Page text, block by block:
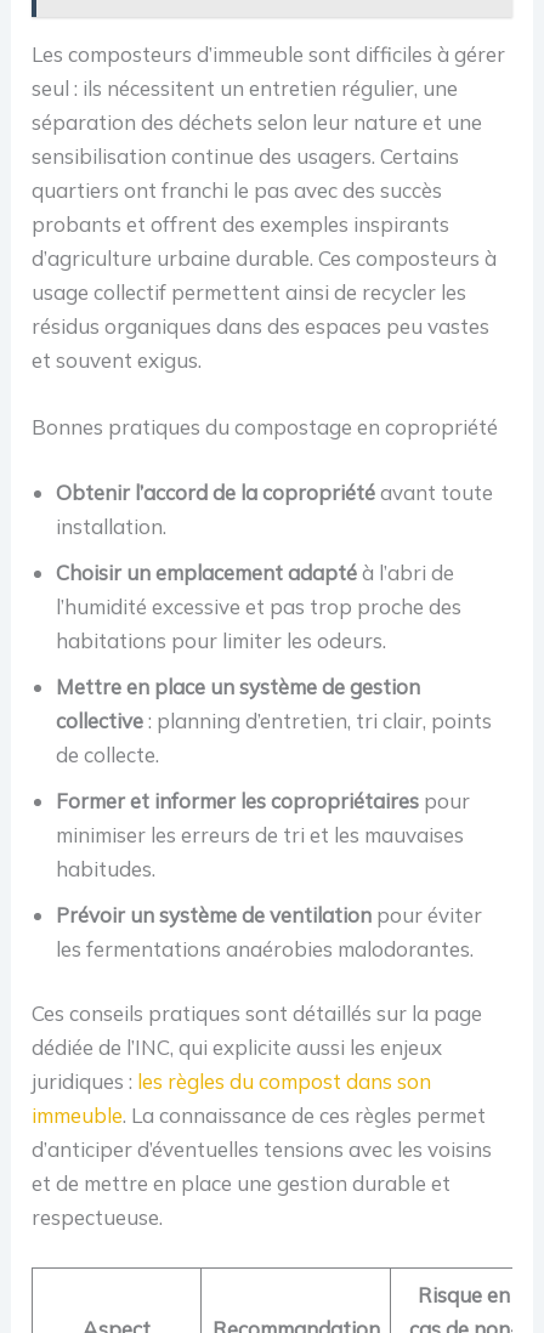
Les composteurs d’immeuble sont difficiles à gérer
seul : ils nécessitent un entretien régulier, une
séparation des déchets selon leur nature et une
sensibilisation continue des usagers. Certains
quartiers ont franchi le pas avec des succès
probants et offrent des exemples inspirants
d’agriculture urbaine durable. Ces composteurs à
usage collectif permettent ainsi de recycler les
résidus organiques dans des espaces peu vastes
et souvent exigus.
Bonnes pratiques du compostage en copropriété
Obtenir l’accord de la copropriétéavant toute
installation.
Choisir un emplacement adaptéà l’abri de
l’humidité excessive et pas trop proche des
habitations pour limiter les odeurs.
Mettre en place un système de gestion
collective: planning d’entretien, tri clair, points
de collecte.
Former et informer les copropriétaires pour
minimiser les erreurs de tri et les mauvaises
habitudes.
Prévoir un système de ventilation pour éviter
les fermentations anaérobies malodorantes.
Ces conseils pratiques sont détaillés sur la page
dédiée de l’INC, qui explicite aussi les enjeux
juridiques : les règles du compost dans son
immeuble. La connaissance de ces règles permet
d’anticiper d’éventuelles tensions avec les voisins
et de mettre en place une gestion durable et
respectueuse.
Risque en